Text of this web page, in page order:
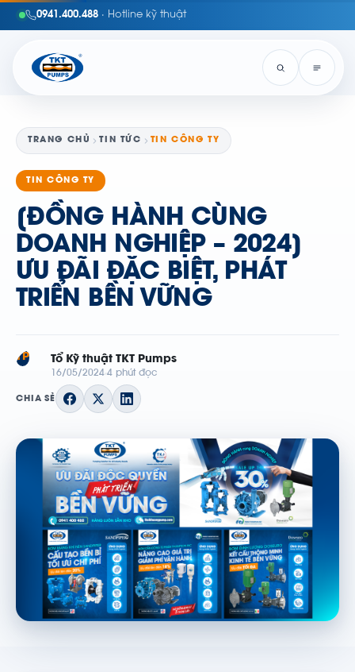
0941.400.488 · Hotline kỹ thuật
TRANG CHỦ TIN TỨC TIN CÔNG TY
TIN CÔNG TY
[ĐỒNG HÀNH CÙNG
DOANH NGHIỆP – 2024]
ƯU ĐÃI ĐẶC BIỆT, PHÁT
TRIỂN BỀN VỮNG
TP Tổ Kỹ thuật TKT Pumps
16/05/2024 4 phút đọc
CHIA SẺ